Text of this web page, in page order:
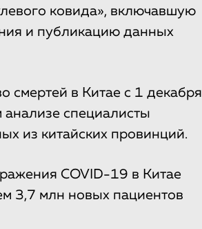
ковида», включавшую
и публикацию данных
смертей в Китае с 1 декабря
анализе специалисты
из китайских провинций.
COVID-19 в Китае
3,7 млн новых пациентов